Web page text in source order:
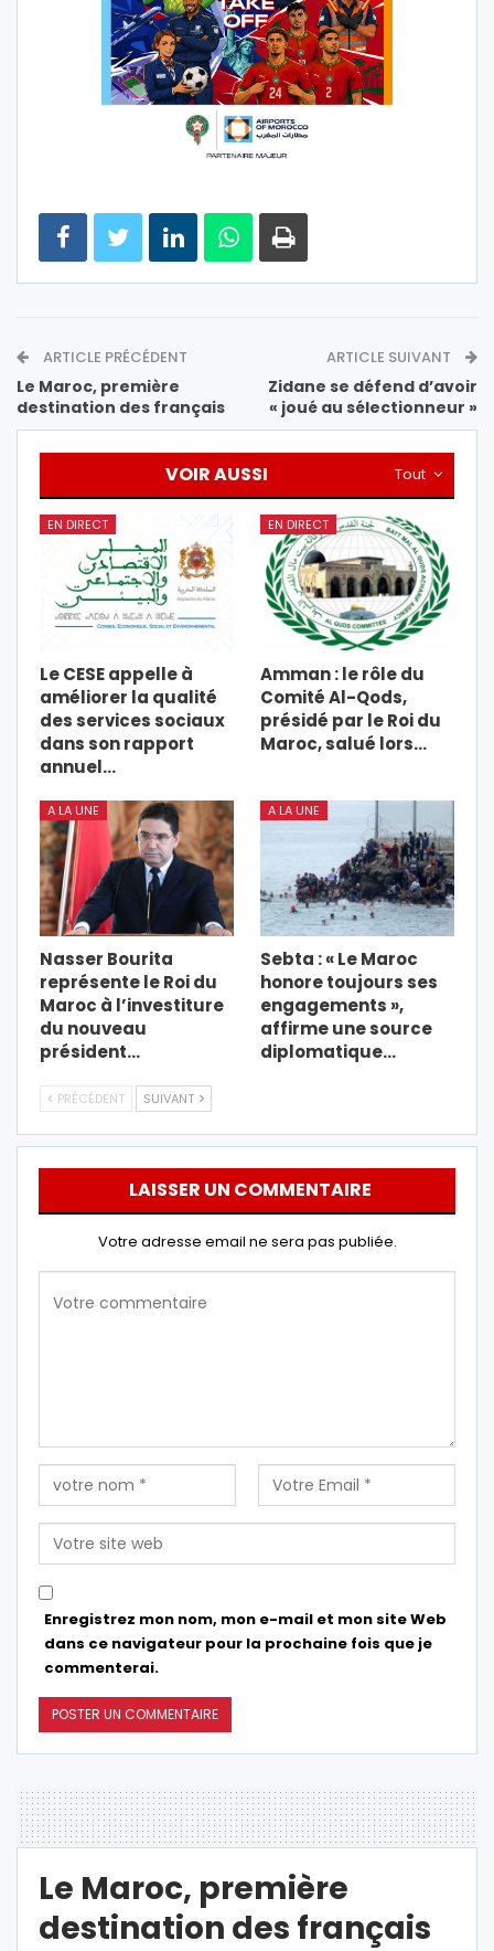
ARTICLE PRÉCÉDENT
Le Maroc, première
destination des français
ARTICLE SUIVANT
Zidane se défend d’avoir
« joué au sélectionneur »
Tout
VOIR AUSSI
EN DIRECT
Le CESE appelle à
améliorer la qualité
des services sociaux
dans son rapport
annuel…
EN DIRECT
Amman : le rôle du
Comité Al-Qods,
présidé par le Roi du
Maroc, salué lors…
A LA UNE
Nasser Bourita
représente le Roi du
Maroc à l’investiture
du nouveau
président…
A LA UNE
Sebta : « Le Maroc
honore toujours ses
engagements »,
affirme une source
diplomatique…
PRÉCÉDENT SUIVANT
LAISSER UN COMMENTAIRE
Votre adresse email ne sera pas publiée.
Enregistrez mon nom, mon e-mail et mon site Web
dans ce navigateur pour la prochaine fois que je
commenterai.
Le Maroc, première
destination des français